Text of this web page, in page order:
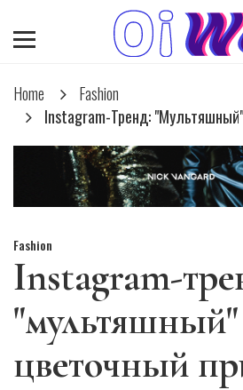
Home
Fashion
Instagram-Тренд:
Fashion
Instagram-
"мультяшный"
цветочный